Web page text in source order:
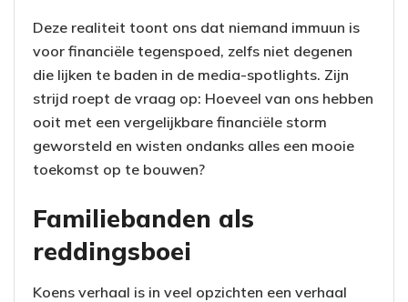
Deze realiteit toont ons dat niemand immuun is
voor financiële tegenspoed, zelfs niet degenen
die lijken te baden in de media-spotlights. Zijn
strijd roept de vraag op: Hoeveel van ons hebben
ooit met een vergelijkbare financiële storm
geworsteld en wisten ondanks alles een mooie
toekomst op te bouwen?
Familiebanden als
reddingsboei
Koens verhaal is in veel opzichten een verhaal